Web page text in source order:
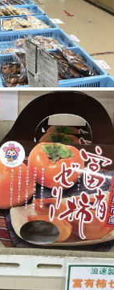
光事業者の皆様へ
ライブラリー
イブラリー
い合わせ